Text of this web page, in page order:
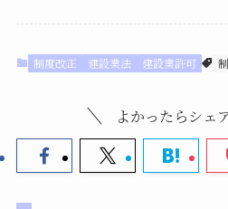
制度改正 建設業法 建設業許可
よかったらシェ